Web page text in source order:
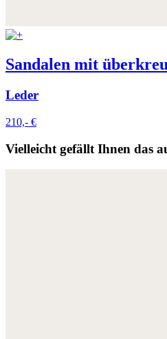
Sandalen mit
Leder
210,- €
Vielleicht gefällt Ihnen das